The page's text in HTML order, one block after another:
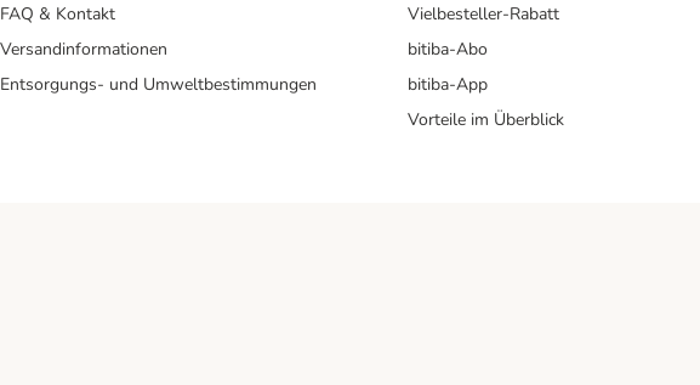
FAQ & Kontakt
Versandinformationen
Entsorgungs- und Umweltbestimmungen
Vielbesteller-Rabatt
bitiba-Abo
bitiba-App
Vorteile im Überblick